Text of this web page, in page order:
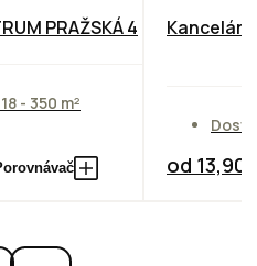
PRAŽSKÁ 4
- 350 m²
od 13,90